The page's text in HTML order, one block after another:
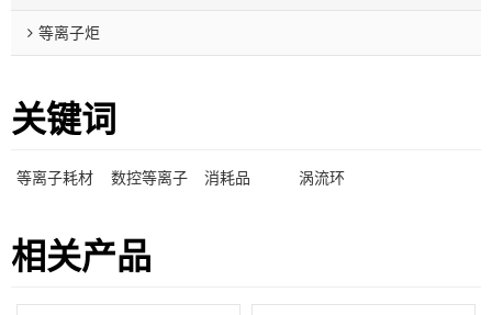
等离子炬
关键词
等离子耗材 数控等离子 消耗品 涡流环
相关产品